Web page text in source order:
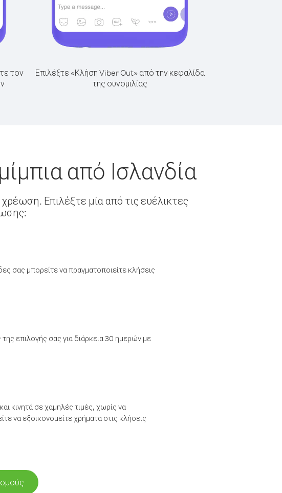
τον
Επιλέξτε «Κλήση Viber Out» από την κεφαλίδα
της συνομιλίας
από Ισλανδία
Επιλέξτε μία από τις ευέλικτες
σας μπορείτε να πραγματοποιείτε κλήσεις
επιλογής σας για διάρκεια 30 ημερών με
κινητά σε χαμηλές τιμές, χωρίς να
να εξοικονομείτε χρήματα στις κλήσεις